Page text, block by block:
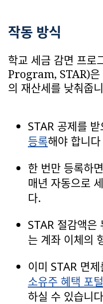
작동 방식
학교 세금 감면 프
Program, STAR)은
의 재산세를 낮춰줍
STAR 공제를 받
등록해야 합니다
한 번만 등록하
매년 자동으로
다.
STAR 절감액은
는 계좌 이체의
이미 STAR 면
소유주 혜택 포털
하실 수 있습니